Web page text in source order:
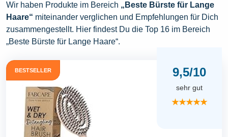
Wir haben Produkte im Bereich „Beste Bürste für Lange
Haare“ miteinander verglichen und Empfehlungen für Dich
zusammengestellt. Hier findest Du die Top 16 im Bereich
„Beste Bürste für Lange Haare“.
BESTSELLER 9,5/10
sehr gut
★★★★★